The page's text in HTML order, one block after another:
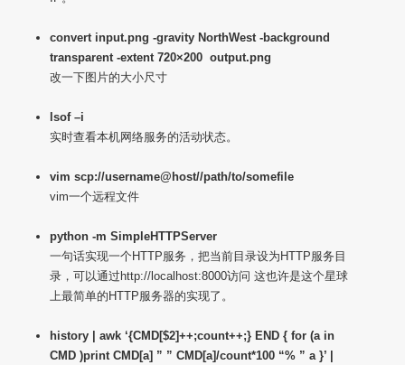
convert input.png -gravity NorthWest -background
transparent -extent 720×200 output.png
改一下图片的大小尺寸
lsof –i
实时查看本机网络服务的活动状态。
vim scp://username@host//path/to/somefile
vim一个远程文件
python -m SimpleHTTPServer
一句话实现一个HTTP服务，把当前目录设为HTTP服务目
录，可以通过http://localhost:8000访问 这也许是这个星球
上最简单的HTTP服务器的实现了。
history | awk ‘{CMD[$2]++;count++;} END { for (a in
CMD )print CMD[a] ” ” CMD[a]/count*100 “% ” a }’ |